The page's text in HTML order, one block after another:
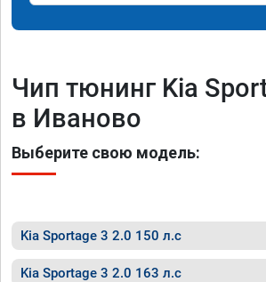
Чип тюнинг Kia
в Иваново
Выберите свою модель:
Kia Sportage 3 2.0 150 л.с
Kia Sportage 3 2.0 163 л.с